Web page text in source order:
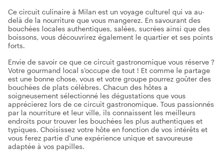
Ce circuit culinaire à Milan est un voyage culturel qui va au-
delà de la nourriture que vous mangerez. En savourant des
bouchées locales authentiques, salées, sucrées ainsi que des
boissons, vous découvrirez également le quartier et ses points
forts.
Envie de savoir ce que ce circuit gastronomique vous réserve ?
Votre gourmand local s'occupe de tout ! Et comme le partage
est une bonne chose, vous et votre groupe pourrez goûter des
bouchées de plats célèbres. Chacun des hôtes a
soigneusement sélectionné les dégustations que vous
apprécierez lors de ce circuit gastronomique. Tous passionnés
par la nourriture et leur ville, ils connaissent les meilleurs
endroits pour trouver les bouchées les plus authentiques et
typiques. Choisissez votre hôte en fonction de vos intérêts et
vous ferez partie d'une expérience unique et savoureuse
adaptée à vos papilles.